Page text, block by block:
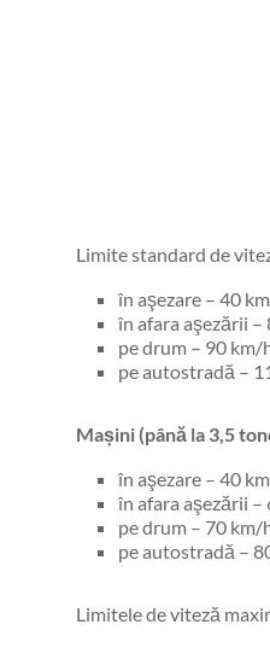
Limite standard de
în aşezare – 40
în afara aşezării –
pe drum – 90 km/
pe autostradă –
Mașini (până la 3,5
în aşezare – 40
în afara aşezării –
pe drum – 70 km/
pe autostradă –
Limitele de viteză